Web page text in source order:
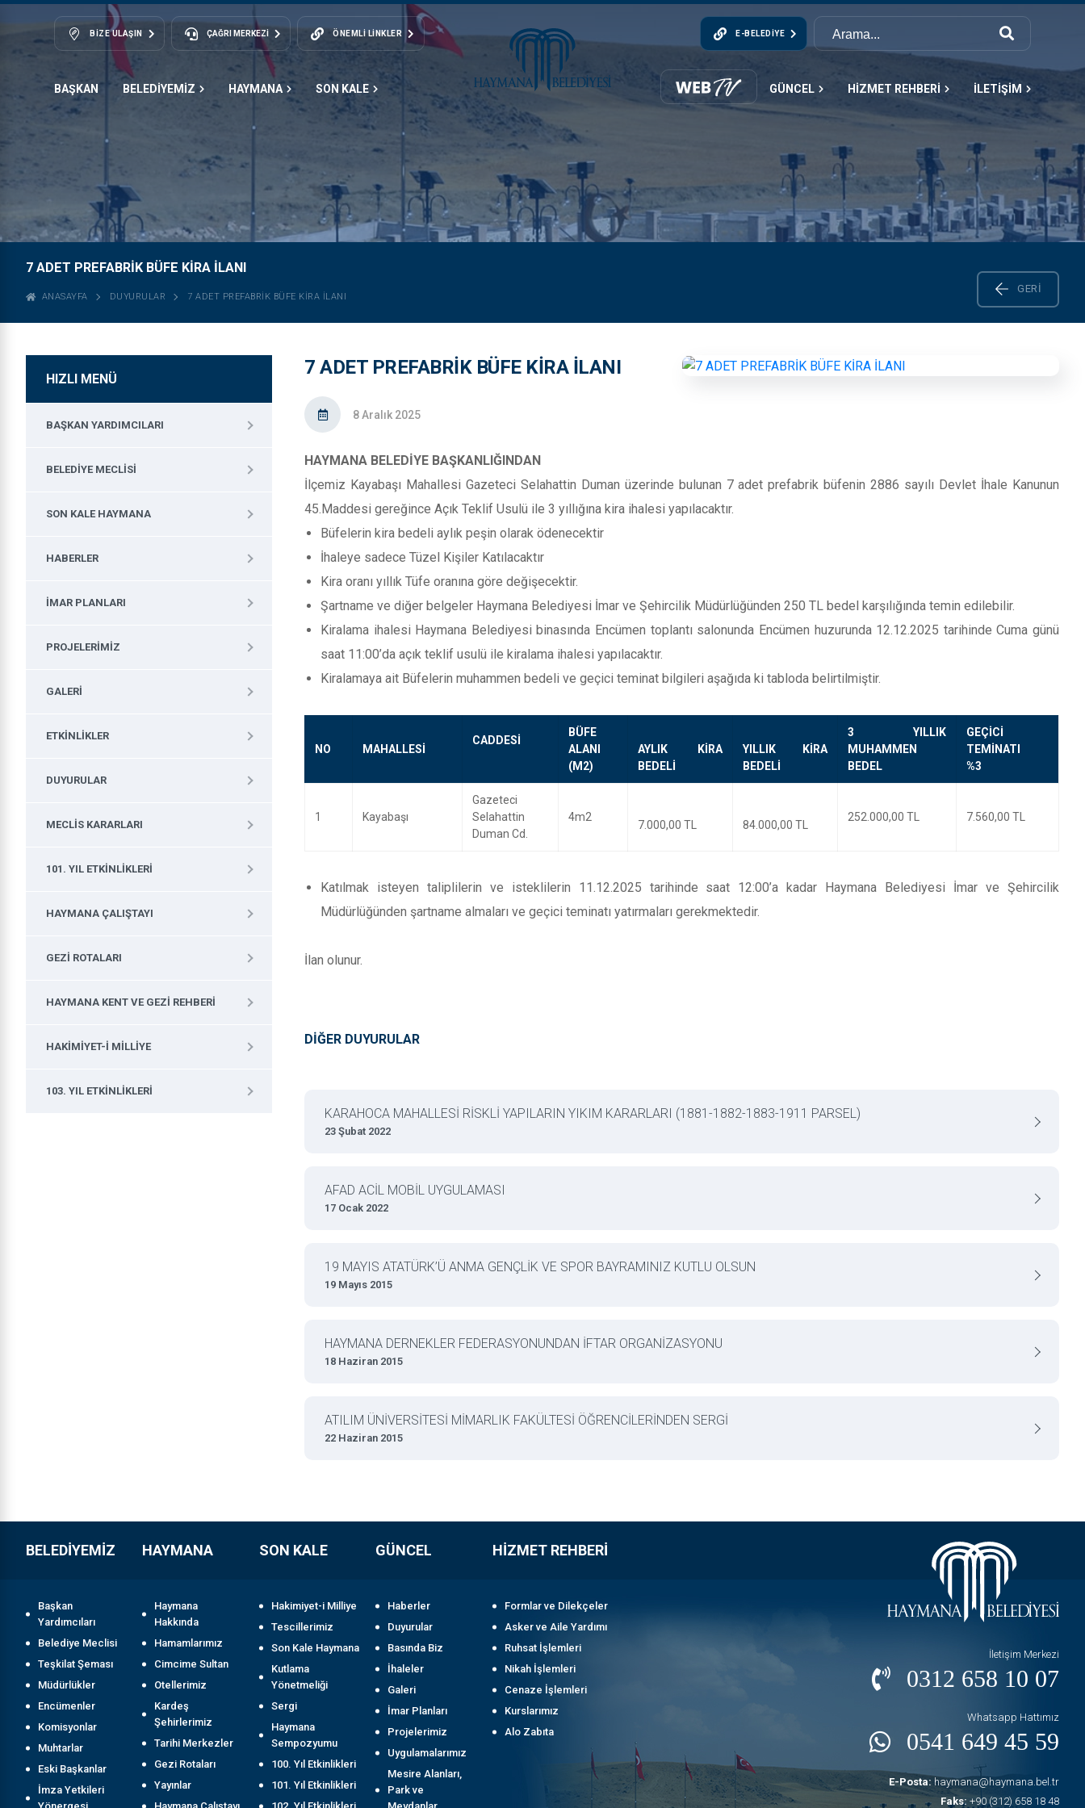
BIZE ULAŞIN ÇAĞRI MERKEZİ ÖNEMLI LINKLER E-BELEDIYE
BAŞKAN BELEDİYEMİZ HAYMANA SON KALE GÜNCEL HİZMET REHBERİ İLETİŞİM
7 ADET PREFABRİK BÜFE KİRA İLANI
ANASAYFA DUYURULAR 7 ADET PREFABRİK BÜFE KİRA İLANI
GERI
7 ADET PREFABRİK BÜFE KİRA İLANI
8 Aralık 2025
HAYMANA BELEDİYE BAŞKANLIĞINDAN
İlçemiz Kayabaşı Mahallesi Gazeteci Selahattin Duman üzerinde bulunan 7 adet prefabrik büfenin 2886 sayılı Devlet İhale Kanunun
45.Maddesi gereğince Açık Teklif Usulü ile 3 yıllığına kira ihalesi yapılacaktır.
Büfelerin kira bedeli aylık peşin olarak ödenecektir
İhaleye sadece Tüzel Kişiler Katılacaktır
Kira oranı yıllık Tüfe oranına göre değişecektir.
Şartname ve diğer belgeler Haymana Belediyesi İmar ve Şehircilik Müdürlüğünden 250 TL bedel karşılığında temin edilebilir.
Kiralama ihalesi Haymana Belediyesi binasında Encümen toplantı salonunda Encümen huzurunda 12.12.2025 tarihinde Cuma günü
saat 11:00’da açık teklif usulü ile kiralama ihalesi yapılacaktır.
Kiralamaya ait Büfelerin muhammen bedeli ve geçici teminat bilgileri aşağıda ki tabloda belirtilmiştir.
NO MAHALLESİ
CADDESİ
BÜFE
ALANI
(M2)
AYLIK KİRA
BEDELİ
YILLIK KİRA
BEDELİ
3 YILLIK
MUHAMMEN
BEDEL
GEÇİCİ
TEMİNATI
%3
1 Kayabaşı
Gazeteci
Selahattin
Duman Cd.
4m2
7.000,00 TL 84.000,00 TL
252.000,00 TL 7.560,00 TL
Katılmak isteyen taliplilerin ve isteklilerin 11.12.2025 tarihinde saat 12:00’a kadar Haymana Belediyesi İmar ve Şehircilik
Müdürlüğünden şartname almaları ve geçici teminatı yatırmaları gerekmektedir.
İlan olunur.
DİĞER DUYURULAR
KARAHOCA MAHALLESİ RİSKLİ YAPILARIN YIKIM KARARLARI (1881-1882-1883-1911 PARSEL)
23 Şubat 2022
AFAD ACİL MOBİL UYGULAMASI
17 Ocak 2022
19 MAYIS ATATÜRK’Ü ANMA GENÇLİK VE SPOR BAYRAMINIZ KUTLU OLSUN
19 Mayıs 2015
HAYMANA DERNEKLER FEDERASYONUNDAN İFTAR ORGANİZASYONU
18 Haziran 2015
ATILIM ÜNİVERSİTESİ MİMARLIK FAKÜLTESİ ÖĞRENCİLERİNDEN SERGİ
22 Haziran 2015
HIZLI MENÜ
BAŞKAN YARDIMCILARI
BELEDIYE MECLISI
SON KALE HAYMANA
HABERLER
İMAR PLANLARI
PROJELERIMIZ
GALERI
ETKINLIKLER
DUYURULAR
MECLIS KARARLARI
101. YIL ETKINLIKLERI
HAYMANA ÇALIŞTAYI
GEZI ROTALARI
HAYMANA KENT VE GEZI REHBERI
HAKIMIYET-I MILLIYE
103. YIL ETKINLIKLERI
BELEDİYEMİZ
Başkan
Yardımcıları
Belediye Meclisi
Teşkilat Şeması
Müdürlükler
Encümenler
Komisyonlar
Muhtarlar
Eski Başkanlar
İmza Yetkileri
HAYMANA
Haymana
Hakkında
Hamamlarımız
Cimcime Sultan
Otellerimiz
Kardeş
Şehirlerimiz
Tarihi Merkezler
Gezi Rotaları
Yayınlar
SON KALE
Hakimiyet-i Milliye
Tescillerimiz
Son Kale Haymana
Kutlama
Yönetmeliği
Sergi
Haymana
Sempozyumu
100. Yıl Etkinlikleri
101. Yıl Etkinlikleri
GÜNCEL
Haberler
Duyurular
Basında Biz
İhaleler
Galeri
İmar Planları
Projelerimiz
Uygulamalarımız
Mesire Alanları,
Park ve
HİZMET REHBERİ
Formlar ve Dilekçeler
Asker ve Aile Yardımı
Ruhsat İşlemleri
Nikah İşlemleri
Cenaze İşlemleri
Kurslarımız
Alo Zabıta
İletişim Merkezi
0312 658 10 07
Whatsapp Hattımız
0541 649 45 59
E-Posta: haymana@haymana.bel.tr
Faks: +90 (312) 658 18 48